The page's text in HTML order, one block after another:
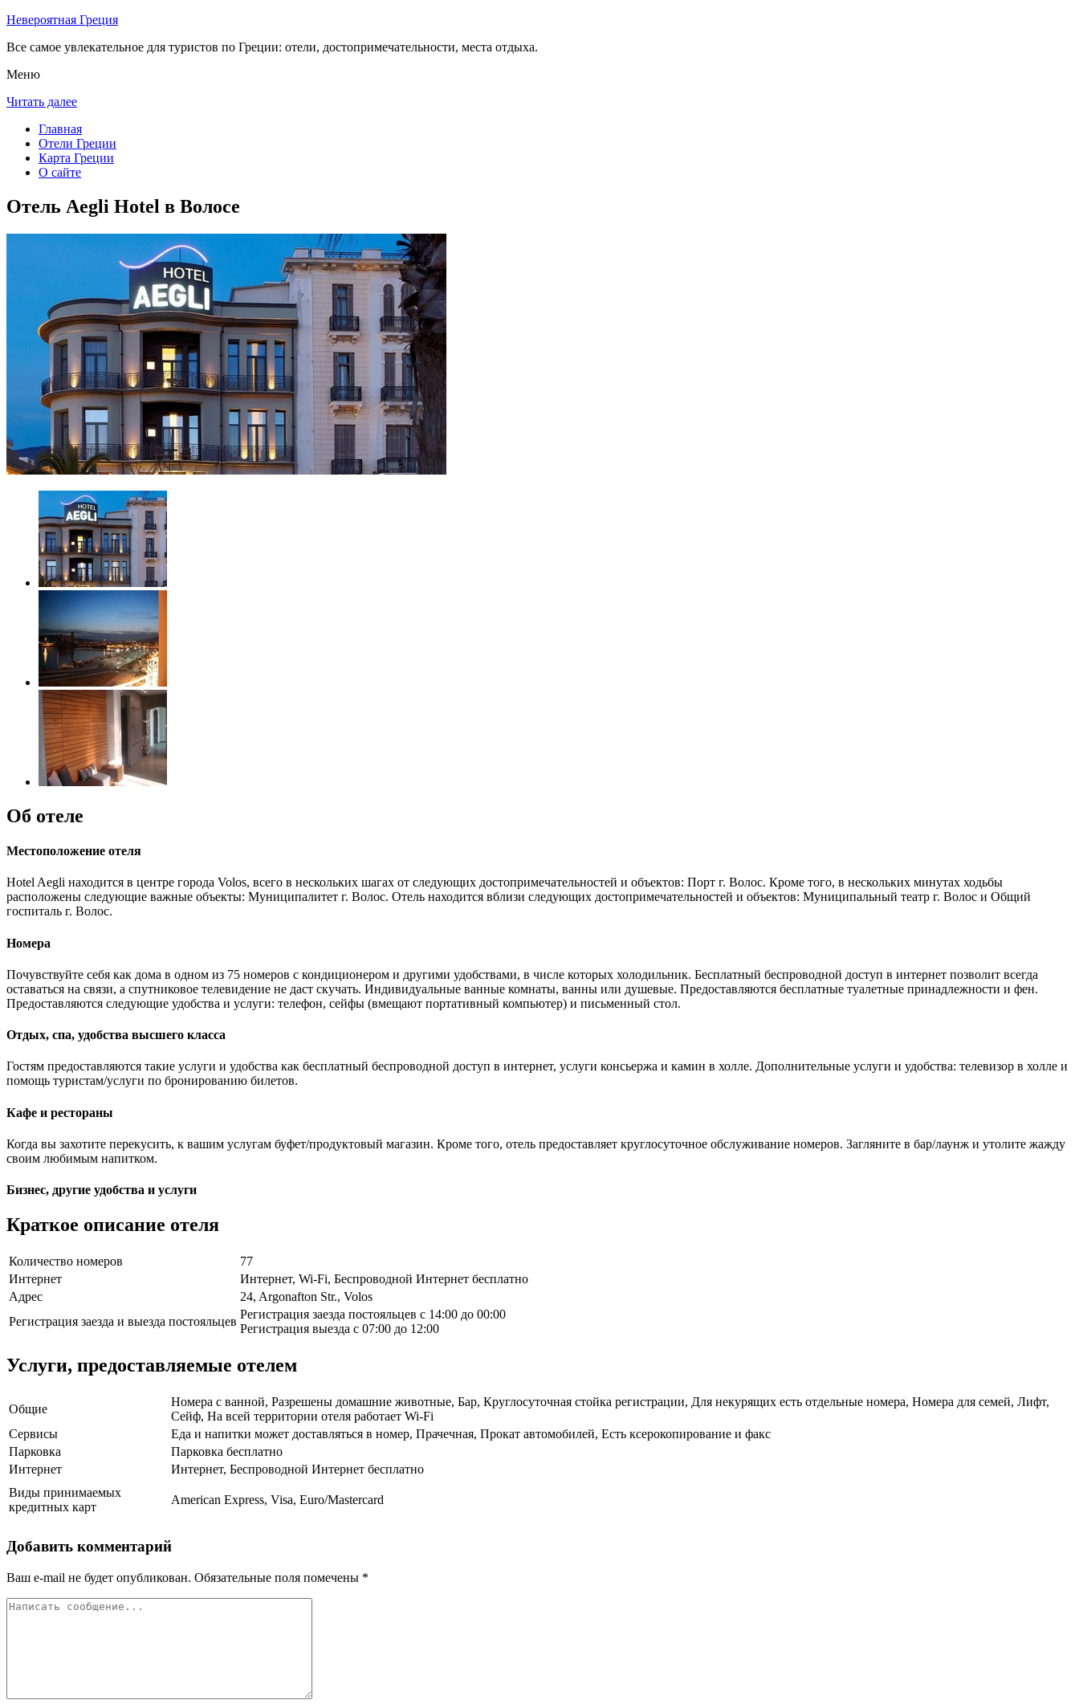
Невероятная Греция
Все самое увлекательное для туристов по Греции: отели, достопримечательности, места отдыха.
Меню
Читать далее
Главная
Отели Греции
Карта Греции
О сайте
Отель Aegli Hotel в Волосе
Об отеле
Местоположение отеля
Hotel Aegli находится в центре города Volos, всего в нескольких шагах от следующих достопримечательностей и объектов: Порт г. Волос. Кроме того, в нескольких минутах ходьбы
расположены следующие важные объекты: Муниципалитет г. Волос. Отель находится вблизи следующих достопримечательностей и объектов: Муниципальный театр г. Волос и Общий
госпиталь г. Волос.
Номера
Почувствуйте себя как дома в одном из 75 номеров с кондиционером и другими удобствами, в числе которых холодильник. Бесплатный беспроводной доступ в интернет позволит всегда
оставаться на связи, а спутниковое телевидение не даст скучать. Индивидуальные ванные комнаты, ванны или душевые. Предоставляются бесплатные туалетные принадлежности и фен.
Предоставляются следующие удобства и услуги: телефон, сейфы (вмещают портативный компьютер) и письменный стол.
Отдых, спа, удобства высшего класса
Гостям предоставляются такие услуги и удобства как бесплатный беспроводной доступ в интернет, услуги консьержа и камин в холле. Дополнительные услуги и удобства: телевизор в холле и
помощь туристам/услуги по бронированию билетов.
Кафе и рестораны
Когда вы захотите перекусить, к вашим услугам буфет/продуктовый магазин. Кроме того, отель предоставляет круглосуточное обслуживание номеров. Загляните в бар/лаунж и утолите жажду
своим любимым напитком.
Бизнес, другие удобства и услуги
Краткое описание отеля
Количество номеров
77
Интернет
Интернет, Wi-Fi, Беспроводной Интернет бесплатно
Адрес
24, Argonafton Str., Volos
Регистрация заезда и выезда постояльцев
Регистрация заезда постояльцев с 14:00 до 00:00
Регистрация выезда с 07:00 до 12:00
Услуги, предоставляемые отелем
Общие
Номера с ванной, Разрешены домашние животные, Бар, Круглосуточная стойка регистрации, Для некурящих есть отдельные номера, Номера для семей, Лифт,
Сейф, На всей территории отеля работает Wi-Fi
Сервисы
Еда и напитки может доставляться в номер, Прачечная, Прокат автомобилей, Есть ксерокопирование и факс
Парковка
Парковка бесплатно
Интернет
Интернет, Беспроводной Интернет бесплатно
Виды принимаемых
кредитных карт
American Express, Visa, Euro/Mastercard
Добавить комментарий
Ваш e-mail не будет опубликован. Обязательные поля помечены *